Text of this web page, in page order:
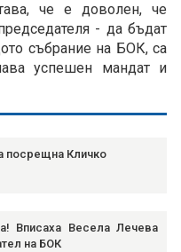
че е доволен, че
- да бъдат
събрание на БОК, са
успешен мандат и
посрещна Кличко
Вписаха Весела Лечева
на БОК